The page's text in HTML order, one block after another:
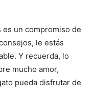
un compromiso de
le estás
Y recuerda, lo
mucho amor,
pueda disfrutar de